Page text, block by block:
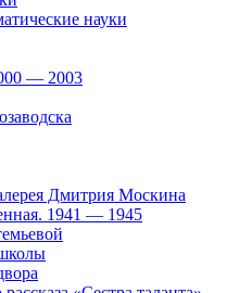
науки
— 2003
Дмитрия Москина
1941 — 1945